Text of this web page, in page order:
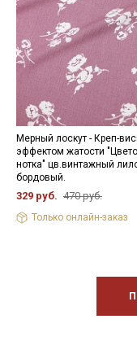
Мерный лоскут - Креп-
эффектом жатости
нотка" цв.винтажный
бордовый.
329 руб. 470 руб.
Только онлайн-заказ